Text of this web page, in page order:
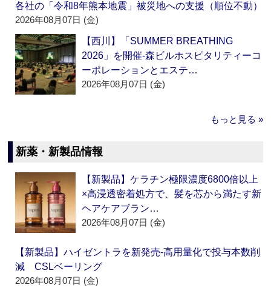
各社の「令和8年熊本地震」被災地への支援（順位不動）
2026年08月07日 (金)
【西川】「SUMMER BREATHING
2026」を開催‐森ビルホスピタリティーコ
ーポレーションとエステ…
2026年08月07日 (金)
もっと見る »
新薬・新製品情報
【新製品】ケラチン極限濃度6800倍以上
×高浸透密着処方で、髪を芯から満たす新
ヘアケアブラン…
2026年08月07日 (金)
【新製品】ハイゼントラを新発売‐高用量化で投与本数削
減 CSLベーリング
2026年08月07日 (金)